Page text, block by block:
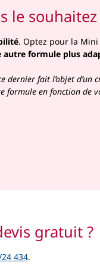
le souhaitez
. Optez pour la
autre formule plus
fait l’objet d’un
en fonction de
gratuit ?
434.